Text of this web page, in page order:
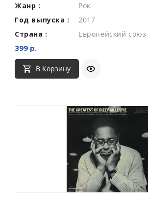
Жанр :
Рок
Год выпуска :
2017
Страна :
Европейский союз
399 р.
В Корзину